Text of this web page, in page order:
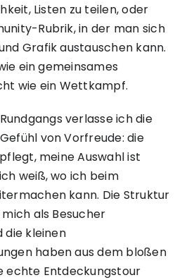
Listen zu teilen, oder
Rubrik, in der man sich
Grafik austauschen kann.
ein gemeinsames
wie ein Wettkampf.
verlasse ich die
von Vorfreude: die
meine Auswahl ist
weiß, wo ich beim
kann. Die Struktur
als Besucher
die kleinen
haben aus dem bloßen
echte Entdeckungstour